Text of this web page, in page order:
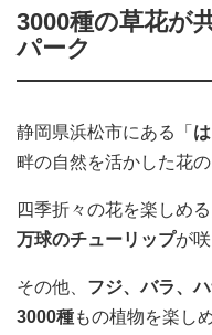
3000種の草花が
パーク
静岡県浜松市にある「
畔の自然を活かした花
四季折々の花を楽しめ
万球のチューリップが
その他、 フジ、バラ、
3000種もの植物を楽し